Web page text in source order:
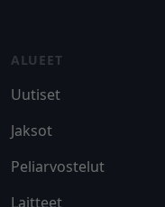
ALUEET
Uutiset
Jaksot
Peliarvostelut
Laitteet